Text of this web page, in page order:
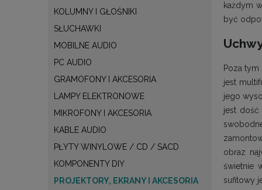
KOLUMNY I GŁOŚNIKI
SŁUCHAWKI
MOBILNE AUDIO
PC AUDIO
GRAMOFONY I AKCESORIA
LAMPY ELEKTRONOWE
MIKROFONY I AKCESORIA
KABLE AUDIO
PŁYTY WINYLOWE / CD / SACD
KOMPONENTY DIY
PROJEKTORY, EKRANY I AKCESORIA
każdym
być
Poza
jest
jego
jest dość
obraz
świetnie
sufitowy